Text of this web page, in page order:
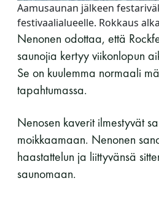
Aamusaunan jälkeen
festivaalialueelle. Rokkaus
Nenonen odottaa, että
saunojia kertyy viikonlopun
Se on kuulemma normaali
tapahtumassa.
Nenosen kaverit ilmestyvät
moikkaamaan. Nenonen
haastattelun ja liittyvänsä
saunomaan.